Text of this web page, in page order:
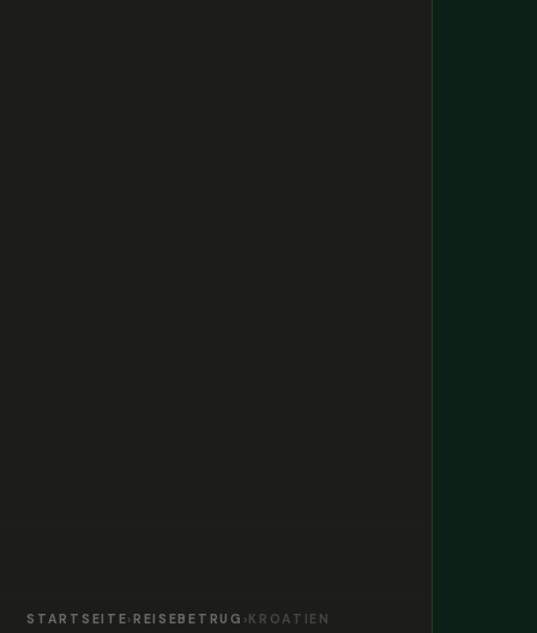
STARTSEITE›REISEBETRUG ›KROATIEN